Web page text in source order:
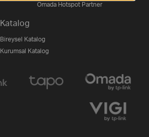
Omada Hotspot Partner
Katalog
Bireysel Katalog
Kurumsal Katalog